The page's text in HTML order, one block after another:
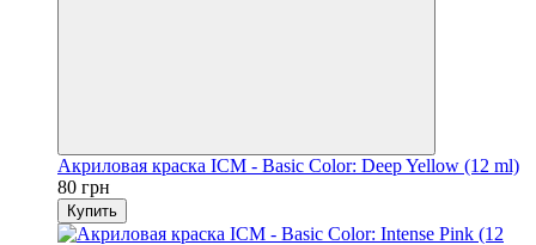
Акриловая краска ICM - Basic Color: Deep Yellow (12 ml)
80 грн
Купить